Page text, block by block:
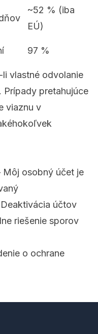
~52 % (iba
EÚ)
97 %
vlastné odvolanie
Prípady pretahujúce
viaznu v
Môj osobný účet je
účtov
riešenie sporov
o ochrane